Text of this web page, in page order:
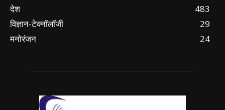
देश
483
विज्ञान-टेक्नॉलॉजी
29
मनोरंजन
24